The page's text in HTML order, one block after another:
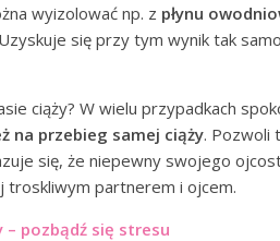
wyizolować np. z płynu
się przy tym wynik tak
ciąży? W wielu przypadkach
na przebieg samej ciąży. Pozwoli
się, że niepewny swojego
troskliwym partnerem i ojcem.
pozbądź się stresu